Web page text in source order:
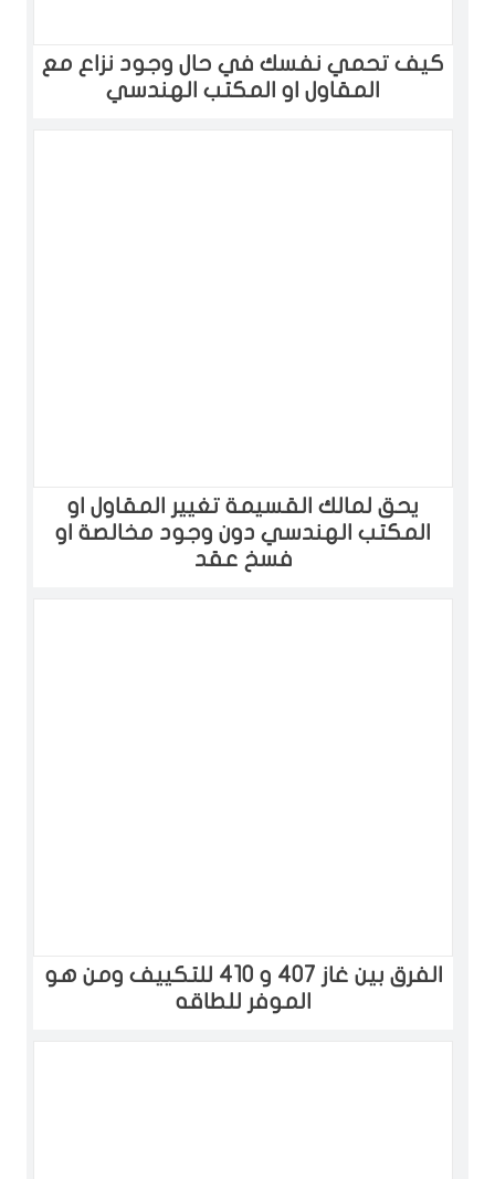
كيف تحمي نفسك في حال وجود نزاع مع
المقاول او المكتب الهندسي
‏يحق لمالك القسيمة تغيير المقاول او
المكتب الهندسي دون وجود مخالصة او
فسخ عقد
الفرق بين غاز 407 و 410 للتكييف ومن هو
الموفر للطاقه